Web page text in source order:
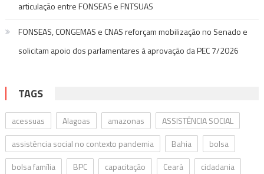
articulação entre FONSEAS e FNTSUAS
FONSEAS, CONGEMAS e CNAS reforçam mobilização no Senado e
solicitam apoio dos parlamentares à aprovação da PEC 7/2026
TAGS
acessuas Alagoas amazonas
ASSISTÊNCIA SOCIAL
assistência social no contexto pandemia
Bahia
bolsa
bolsa família
BPC capacitação Ceará
cidadania